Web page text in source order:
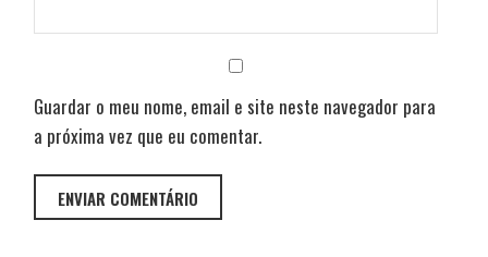
Guardar o meu nome, email e site neste navegador para
a próxima vez que eu comentar.